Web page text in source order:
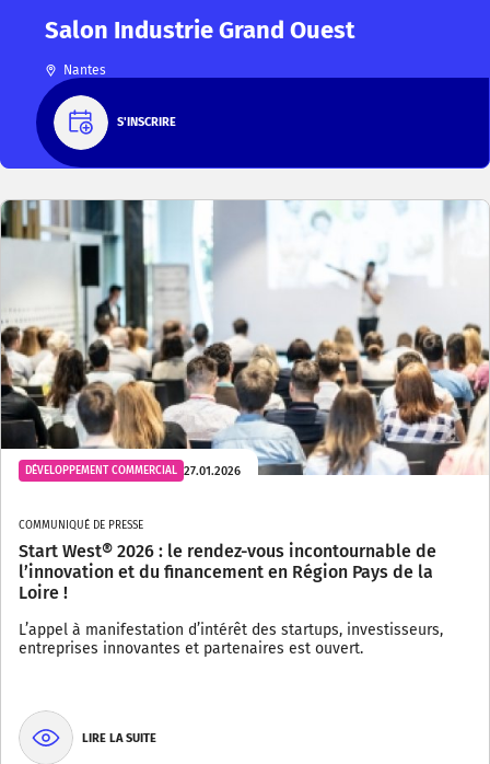
Salon Industrie Grand Ouest
Nantes
S'INSCRIRE
DÉVELOPPEMENT COMMERCIAL 27.01.2026
COMMUNIQUÉ DE PRESSE
Start West® 2026 : le rendez-vous incontournable de
l’innovation et du financement en Région Pays de la
Loire !
L’appel à manifestation d’intérêt des startups, investisseurs,
entreprises innovantes et partenaires est ouvert.
LIRE LA SUITE